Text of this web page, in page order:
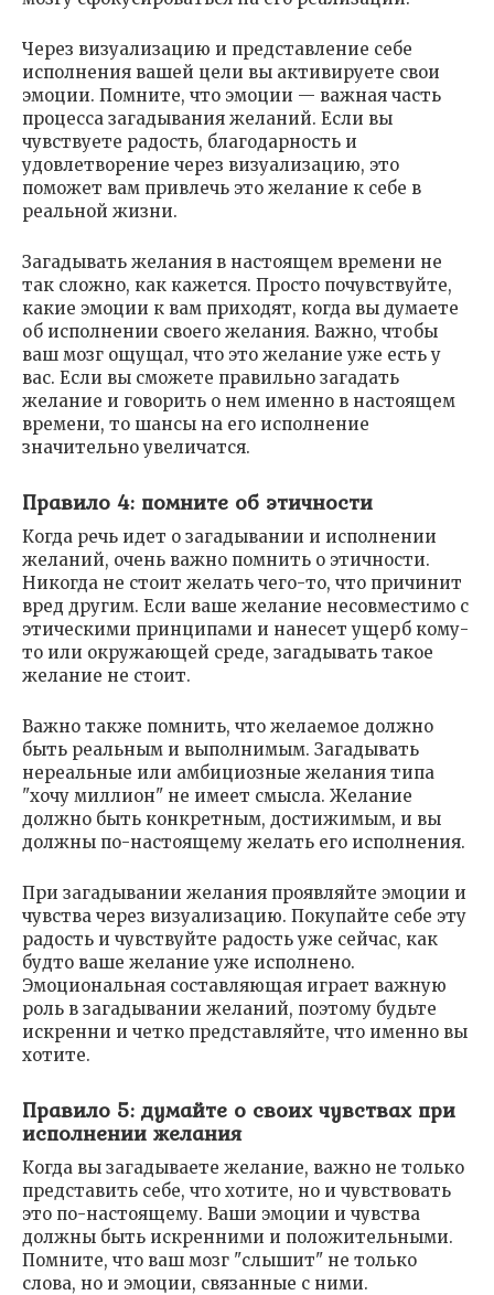
Через визуализацию и представление себе
исполнения вашей цели вы активируете свои
эмоции. Помните, что эмоции — важная часть
процесса загадывания желаний. Если вы
чувствуете радость, благодарность и
удовлетворение через визуализацию, это
поможет вам привлечь это желание к себе в
реальной жизни.
Загадывать желания в настоящем времени не
так сложно, как кажется. Просто почувствуйте,
какие эмоции к вам приходят, когда вы думаете
об исполнении своего желания. Важно, чтобы
ваш мозг ощущал, что это желание уже есть у
вас. Если вы сможете правильно загадать
желание и говорить о нем именно в настоящем
времени, то шансы на его исполнение
значительно увеличатся.
Правило 4: помните об этичности
Когда речь идет о загадывании и исполнении
желаний, очень важно помнить о этичности.
Никогда не стоит желать чего-то, что причинит
вред другим. Если ваше желание несовместимо с
этическими принципами и нанесет ущерб кому-
то или окружающей среде, загадывать такое
желание не стоит.
Важно также помнить, что желаемое должно
быть реальным и выполнимым. Загадывать
нереальные или амбициозные желания типа
"хочу миллион" не имеет смысла. Желание
должно быть конкретным, достижимым, и вы
должны по-настоящему желать его исполнения.
При загадывании желания проявляйте эмоции и
чувства через визуализацию. Покупайте себе эту
радость и чувствуйте радость уже сейчас, как
будто ваше желание уже исполнено.
Эмоциональная составляющая играет важную
роль в загадывании желаний, поэтому будьте
искренни и четко представляйте, что именно вы
хотите.
Правило 5: думайте о своих чувствах при
исполнении желания
Когда вы загадываете желание, важно не только
представить себе, что хотите, но и чувствовать
это по-настоящему. Ваши эмоции и чувства
должны быть искренними и положительными.
Помните, что ваш мозг "слышит" не только
слова, но и эмоции, связанные с ними.